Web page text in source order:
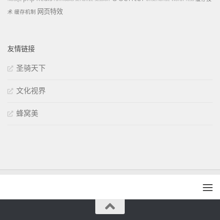
术 缓存机制 网页特效
友情链接
圣骑天下
文化视界
蜂窝美